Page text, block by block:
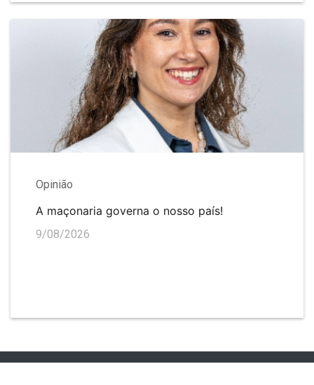
Opinião
A maçonaria governa o nosso país!
9/08/2026